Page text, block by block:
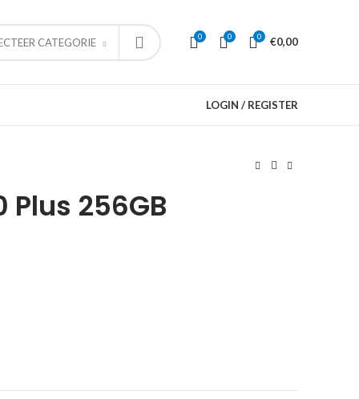
CATEGORIE 0 0 0 €0,00
LOGIN / REGISTER
256GB